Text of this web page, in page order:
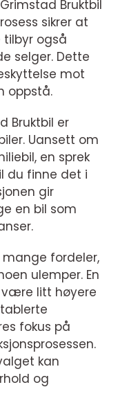
Bruktbil
sikrer at
tilbyr også
selger. Dette
mot
oppstå.
Bruktbil er
Uansett om
en sprek
du finne det i
gir
en bil som
mange fordeler,
ulemper. En
være litt høyere
fokus på
kan
og